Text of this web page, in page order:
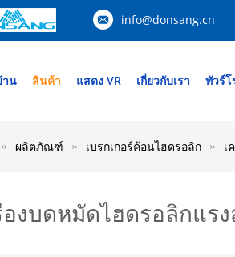
info@donsang.cn
น สินค้า แสดง VR เกี่ยวกับเรา ทัวร์โ
ผลิตภัณฑ์ เบรกเกอร์ค้อนไฮดรอลิก เ
องบดหมัดไฮดรอลิกแร